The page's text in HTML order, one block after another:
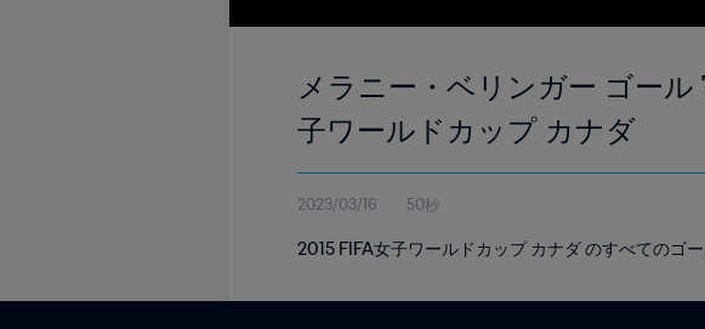
メラニー・ベリンガー ゴー
子ワールドカップ カナダ
2023/03/16 50秒
2015 FIFA女子ワールドカップ カナダ のすべてのゴー